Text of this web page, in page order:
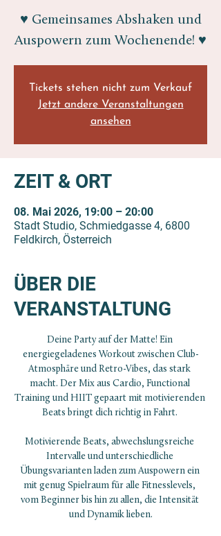
♥ Gemeinsames Abshaken und
Auspowern zum Wochenende! ♥
Tickets stehen nicht zum Verkauf
Jetzt andere Veranstaltungen
ansehen
ZEIT & ORT
08. Mai 2026, 19:00 – 20:00
Stadt Studio, Schmiedgasse 4, 6800
Feldkirch, Österreich
ÜBER DIE
VERANSTALTUNG
Deine Party auf der Matte! Ein
energiegeladenes Workout zwischen Club-
Atmosphäre und Retro-Vibes, das stark
macht. Der Mix aus Cardio, Functional
Training und HIIT gepaart mit motivierenden
Beats bringt dich richtig in Fahrt.
Motivierende Beats, abwechslungsreiche
Intervalle und unterschiedliche
Übungsvarianten laden zum Auspowern ein
mit genug Spielraum für alle Fitnesslevels,
vom Beginner bis hin zu allen, die Intensität
und Dynamik lieben.